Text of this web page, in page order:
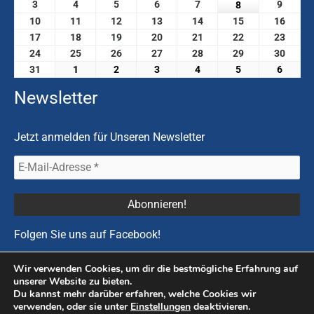
3 4 5 6 7 8 9
10 11 12 13 14 15 16
17 18 19 20 21 22 23
24 25 26 27 28 29 30
31 1 2 3 4 5 6
Newsletter
Jetzt anmelden für Unseren Newsletter
Folgen Sie uns auf Facebook!
Copyright © 2026 Prostatakrebs |Impressum|Datenschutzerklärung &
Wir verwenden Cookies, um dir die bestmögliche Erfahrung auf
unserer Website zu bieten.
Du kannst mehr darüber erfahren, welche Cookies wir
verwenden, oder sie unter Einstellungen deaktivieren.